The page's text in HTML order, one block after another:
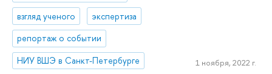
взгляд ученого
экспертиза
репортаж о событии
НИУ ВШЭ в Санкт-Петербурге
1 ноября, 2022 г.